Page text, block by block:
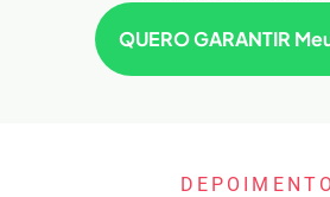
QUERO GARANTIR